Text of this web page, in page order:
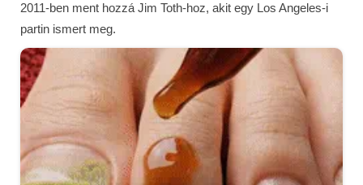
2011-ben ment hozzá Jim Toth-hoz, akit egy Los Angeles-i
partin ismert meg.